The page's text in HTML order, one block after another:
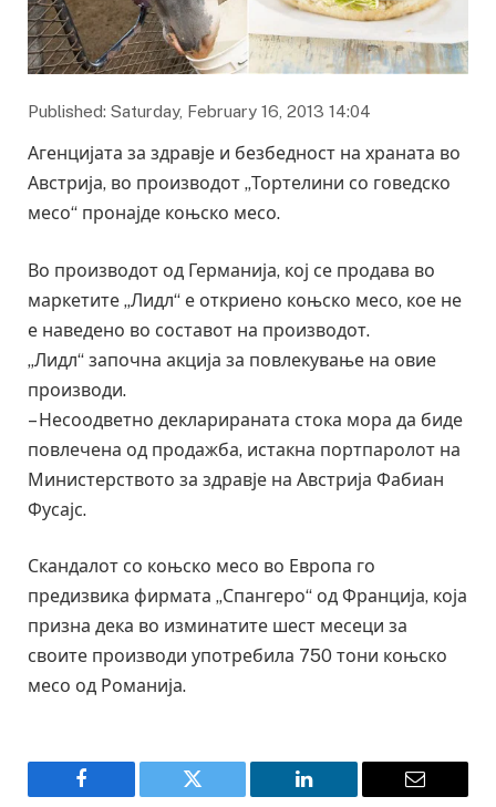
Published: Saturday, February 16, 2013 14:04
Агенцијата за здравје и безбедност на храната во
Австрија, во производот „Тортелини со говедско
месо“ пронајде коњско месо.
Во производот од Германија, кој се продава во
маркетите „Лидл“ е откриено коњско месо, кое не
е наведено во составот на производот.
„Лидл“ започна акција за повлекување на овие
производи.
– Несоодветно декларираната стока мора да биде
повлечена од продажба, истакна портпаролот на
Министерството за здравје на Австрија Фабиан
Фусајс.
Скандалот со коњско месо во Европа го
предизвика фирмата „Спангеро“ од Франција, која
призна дека во изминатите шест месеци за
своите производи употребила 750 тони коњско
месо од Романија.
Facebook Twitter LinkedIn Email